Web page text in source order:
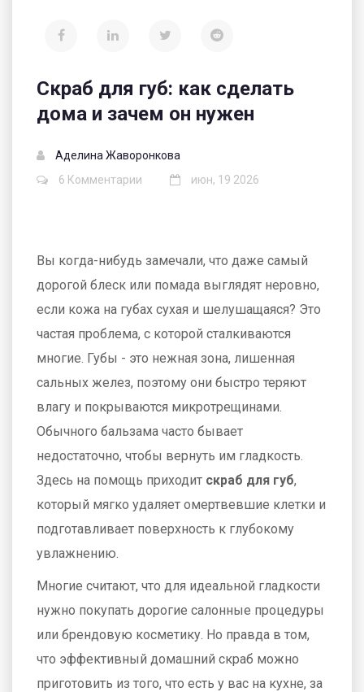
Скраб для губ: как сделать
дома и зачем он нужен
Аделина Жаворонкова
6 Комментарии
июн, 19 2026
Вы когда-нибудь замечали, что даже самый
дорогой блеск или помада выглядят неровно,
если кожа на губах сухая и шелушащаяся? Это
частая проблема, с которой сталкиваются
многие. Губы - это нежная зона, лишенная
сальных желез, поэтому они быстро теряют
влагу и покрываются микротрещинами.
Обычного бальзама часто бывает
недостаточно, чтобы вернуть им гладкость.
Здесь на помощь приходит скраб для губ,
который мягко удаляет омертвевшие клетки и
подготавливает поверхность к глубокому
увлажнению.
Многие считают, что для идеальной гладкости
нужно покупать дорогие салонные процедуры
или брендовую косметику. Но правда в том,
что эффективный домашний скраб можно
приготовить из того, что есть у вас на кухне, за